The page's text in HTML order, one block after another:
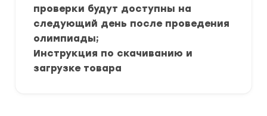
проверки будут доступны на
следующий день после проведения
олимпиады;
Инструкция по скачиванию и
загрузке товара